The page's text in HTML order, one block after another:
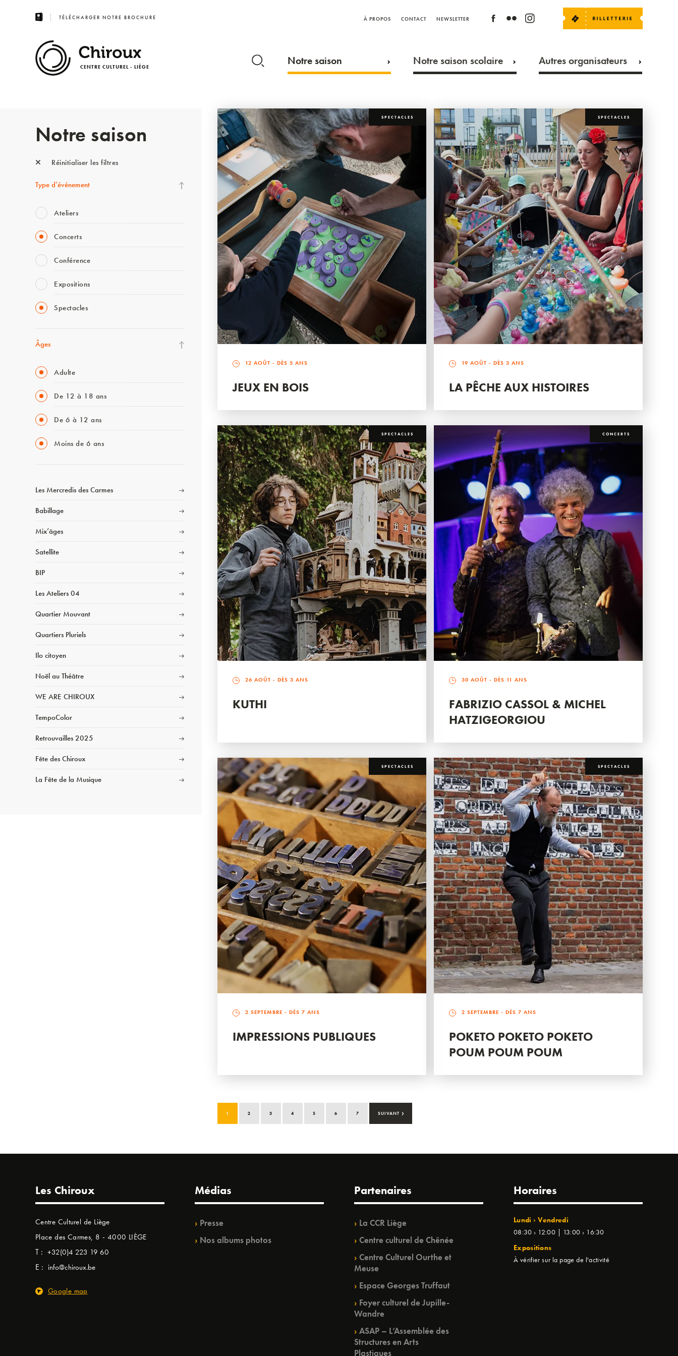
TÉLÉCHARGER NOTRE BROCHURE À PROPOS CONTACT NEWSLETTER
CENTRE CULTUREL - LIÈGE Notre saison Notre saison scolaire Autres organisateurs
Notre saison
Réinitialiser les filtres
Type d’événement
Ateliers
Concerts
Conférence
Expositions
Spectacles
Âges
Adulte
De 12 à 18 ans
De 6 à 12 ans
Moins de 6 ans
Les Mercredis des Carmes
Babillage
Mix’âges
Satellite
BIP
Les Ateliers 04
Quartier Mouvant
Quartiers Pluriels
Ilo citoyen
Noël au Théâtre
WE ARE CHIROUX
TempoColor
Retrouvailles 2025
Fête des Chiroux
La Fête de la Musique
SPECTACLES
12 AOÛT - DÈS 5 ANS
JEUX EN BOIS
SPECTACLES
19 AOÛT - DÈS 3 ANS
LA PÊCHE AUX HISTOIRES
SPECTACLES
26 AOÛT - DÈS 3 ANS
KUTHI
CONCERTS
30 AOÛT - DÈS 11 ANS
FABRIZIO CASSOL & MICHEL
HATZIGEORGIOU
SPECTACLES
2 SEPTEMBRE - DÈS 7 ANS
IMPRESSIONS PUBLIQUES
SPECTACLES
2 SEPTEMBRE - DÈS 7 ANS
POKETO POKETO POKETO
POUM POUM POUM
1 2 3 4 5 6 7 SUIVANT ›
Les Chiroux
Centre Culturel de Liège
Place des Carmes, 8 - 4000 LIÈGE
T : +32(0)4 223 19 60
E : info@chiroux.be
Google map
Médias
Presse
Nos albums photos
Partenaires
La CCR Liège
Centre culturel de Chênée
Centre Culturel Ourthe et
Meuse
Espace Georges Truffaut
Foyer culturel de Jupille-
Wandre
ASAP – L’Assemblée des
Structures en Arts
Plastiques
Horaires
Lundi › Vendredi
08:30 › 12:00 | 13:00 › 16:30
Expositions
À vérifier sur la page de l'activité